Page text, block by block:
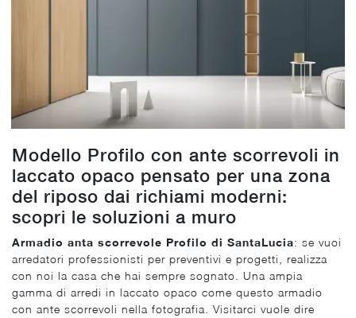
Modello Profilo con ante scorrevoli in
laccato opaco pensato per una zona
del riposo dai richiami moderni:
scopri le soluzioni a muro
Armadio anta scorrevole Profilo di SantaLucia: se vuoi
arredatori professionisti per preventivi e progetti, realizza
con noi la casa che hai sempre sognato. Una ampia
gamma di arredi in laccato opaco come questo armadio
con ante scorrevoli nella fotografia. Visitarci vuole dire